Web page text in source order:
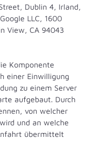
Dublin 4, Irland,
LLC, 1600
View, CA 94043
Komponente
einer Einwilligung
zu einem Server
aufgebaut. Durch
von welcher
und an welche
übermittelt